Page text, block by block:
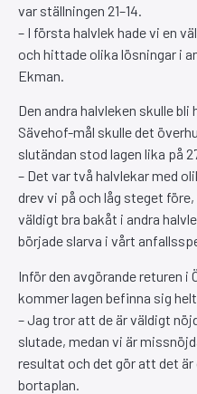
var ställningen 21–14.
– I första halvlek hade vi en
och hittade olika lösningar i
Ekman.
Den andra halvleken skulle
Sävehof-mål skulle det
slutändan stod lagen lika på
– Det var två halvlekar med
drev vi på och låg steget
väldigt bra bakåt i andra
började slarva i vårt
Inför den avgörande returen i
kommer lagen befinna sig
– Jag tror att de är väldigt
slutade, medan vi är
resultat och det gör att det
bortaplan.